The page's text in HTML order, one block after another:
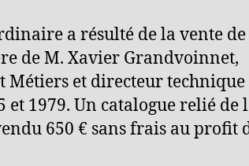
a résulté de la vente
de M. Xavier Grandvoinnet,
Métiers et directeur technique
et 1979. Un catalogue relié de
650 € sans frais au profit